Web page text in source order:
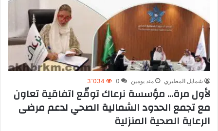
شمايل المطيري منذ يومين 0 3٬034
لأول مرة… مؤسسة نرعاك توقّع اتفاقية تعاون
مع تجمع الحدود الشمالية الصحي لدعم مرضى
الرعاية الصحية المنزلية